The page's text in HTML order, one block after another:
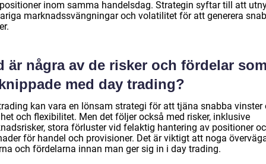
inom samma handelsdag. Strategin syftar till att
marknadssvängningar och volatilitet för att generera
är några av de risker och fördelar
med day trading?
kan vara en lönsam strategi för att tjäna snabba vinster
och flexibilitet. Men det följer också med risker, inklusive
stora förluster vid felaktig hantering av positioner
för handel och provisioner. Det är viktigt att noga
och fördelarna innan man ger sig in i day trading.